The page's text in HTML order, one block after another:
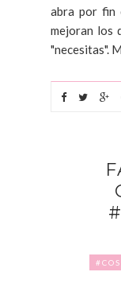
abra por fin
mejoran los
"necesitas".